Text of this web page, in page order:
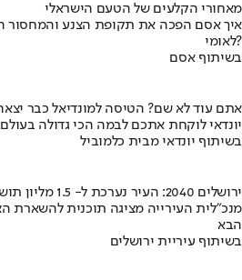
מאחורי הקלעים של הטעם הישראלי
לאומי?
בשיתוף אסם
אתם עוד לא שם? הטיסה למונדיאל כבר
יונדאי לוקחת אתכם לבמה הכי גדולה בעולם
בשיתוף יונדאי מבית כלמוביל
ירושלים 2040: העיר נערכת ל- 1.5 מליון תושבים
מנכ"לית העירייה מציגה תוכנית להשארת
הבא
בשיתוף עיריית ירושלים